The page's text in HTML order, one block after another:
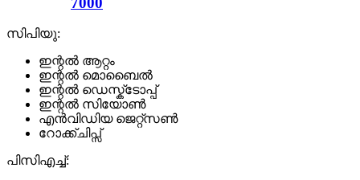
സിപിയു:
ഇന്റൽ ആറ്റം
ഇന്റൽ മൊബൈൽ
ഇന്റൽ ഡെസ്ക്ടോപ്പ്
ഇന്റൽ സിയോൺ
എൻവിഡിയ ജെറ്റ്സൺ
റോക്ക്ചിപ്സ്
പിസിഎച്ച്: